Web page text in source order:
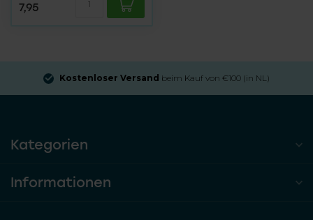
7,95
Kostenloser Versand beim Kauf von €100 (in NL)
Kategorien
Informationen